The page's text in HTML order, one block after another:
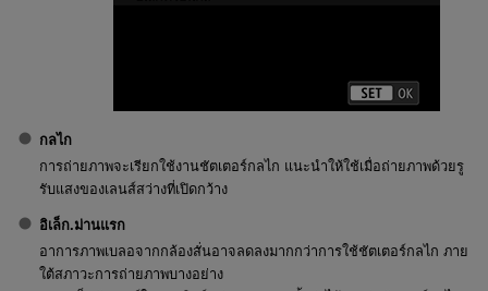
กลไก
การถ่ายภาพจะเรียกใช้งานชัตเตอร์กลไก แนะนำให้ใช้เมื่อถ่ายภาพด้วยรู
รับแสงของเลนส์สว่างที่เปิดกว้าง
อิเล็ก.ม่านแรก
อาการภาพเบลอจากกล้องสั่นอาจลดลงมากกว่าการใช้ชัตเตอร์กลไก ภาย
ใต้สภาวะการถ่ายภาพบางอย่าง